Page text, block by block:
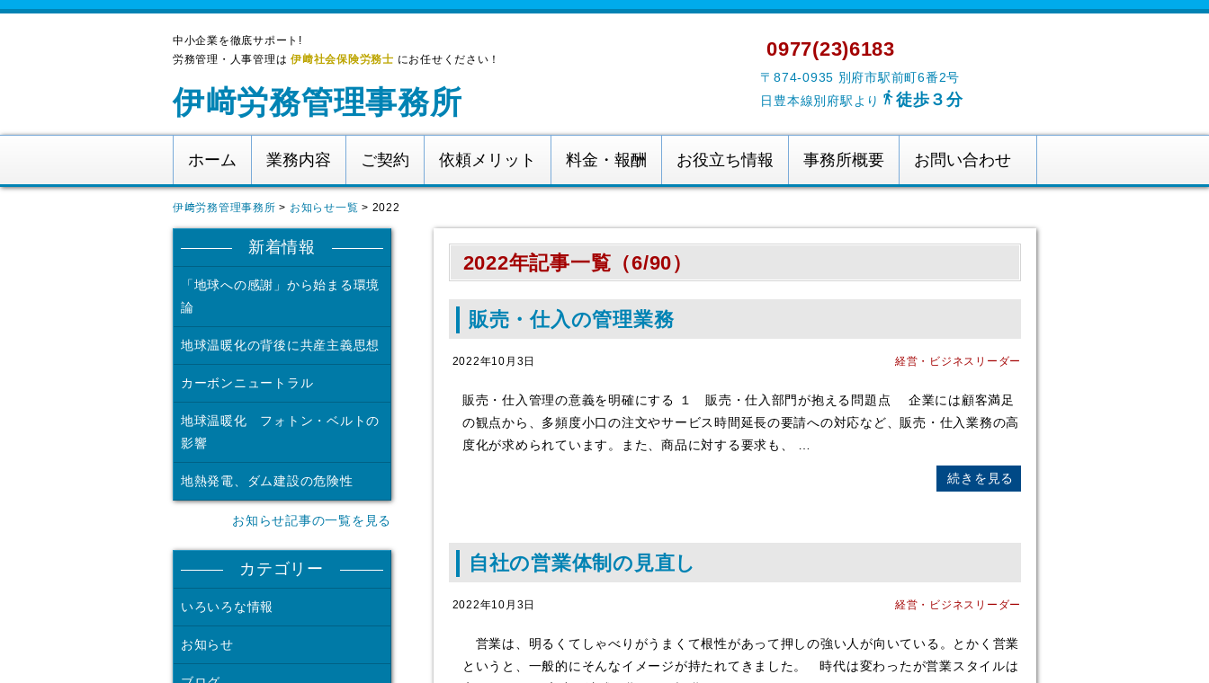
中小企業を徹底サポート!
労務管理・人事管理は伊﨑社会保険労務士 にお任せください！
伊﨑労務管理事務所
0977(23)6183
〒874-0935 別府市駅前町6番2号
日豊本線別府駅より 徒歩３分
ホーム 業務内容 ご契約 依頼メリット 料金・報酬 お役立ち情報 事務所概要 お問い合わせ
伊﨑労務管理事務所 > お知らせ一覧 > 2022
2022年記事一覧（6/90）
販売・仕入の管理業務
経営・ビジネスリーダー
2022年10月3日
販売・仕入管理の意義を明確にする １ 販売・仕入部門が抱える問題点 企業には顧客満足
の観点から、多頻度小口の注文やサービス時間延長の要請への対応など、販売・仕入業務の高
度化が求められています。また、商品に対する要求も、 …
続きを見る
自社の営業体制の見直し
経営・ビジネスリーダー
2022年10月3日
営業は、明るくてしゃべりがうまくて根性があって押しの強い人が向いている。とかく営業
というと、一般的にそんなイメージが持たれてきました。 時代は変わったが営業スタイルは
新着情報
「地球への感謝」から始まる環境
論
地球温暖化の背後に共産主義思想
カーボンニュートラル
地球温暖化 フォトン・ベルトの
影響
地熱発電、ダム建設の危険性
お知らせ記事の一覧を見る
カテゴリー
いろいろな情報
お知らせ